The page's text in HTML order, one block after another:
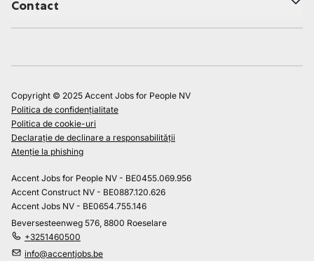
Contact
Copyright © 2025 Accent Jobs for People NV
Politica de confidențialitate
Politica de cookie-uri
Declarație de declinare a responsabilității
Atenție la phishing
Accent Jobs for People NV - BE0455.069.956
Accent Construct NV - BE0887.120.626
Accent Jobs NV - BE0654.755.146
Beversesteenweg 576, 8800 Roeselare
+3251460500
info@accentjobs.be